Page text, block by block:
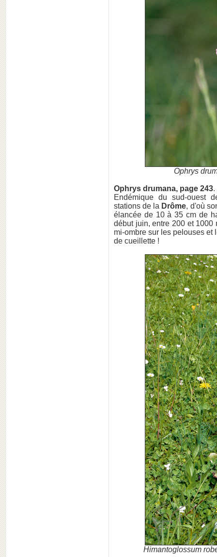
Ophrys
Ophrys drumana, page 243.
Endémique du sud-ouest
stations de la Drôme, d'où
élancée de 10 à 35 cm de
début juin, entre 200 et 1000
mi-ombre sur les pelouses et
de cueillette !
Himantoglossum